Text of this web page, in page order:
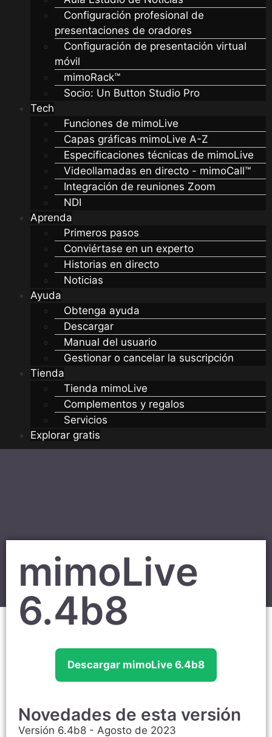
Configuración profesional de
presentaciones de oradores
Configuración de presentación virtual
móvil
mimoRack™
Socio: Un Button Studio Pro
Tech
Funciones de mimoLive
Capas gráficas mimoLive A-Z
Especificaciones técnicas de mimoLive
Videollamadas en directo - mimoCall™
Integración de reuniones Zoom
NDI
Aprenda
Primeros pasos
Conviértase en un experto
Historias en directo
Noticias
Ayuda
Obtenga ayuda
Descargar
Manual del usuario
Gestionar o cancelar la suscripción
Tienda
Tienda mimoLive
Complementos y regalos
Servicios
Explorar gratis
mimoLive
6.4b8
Descargar mimoLive 6.4b8
Novedades de esta versión
Versión 6.4b8 - Agosto de 2023